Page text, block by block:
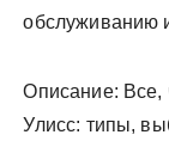
обслуживанию
Описание: Все,
Улисс: типы,